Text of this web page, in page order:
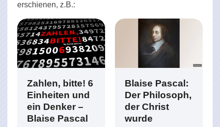
erschienen, z.B.:
Zahlen, bitte! 6
Einheiten und
ein Denker –
Blaise Pascal
Blaise Pascal:
Der Philosoph,
der Christ
wurde